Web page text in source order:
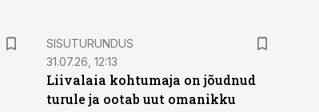
ST
SISUTURUNDUS
31.07.26, 12:13
Liivalaia kohtumaja on jõudnud
turule ja ootab uut omanikku